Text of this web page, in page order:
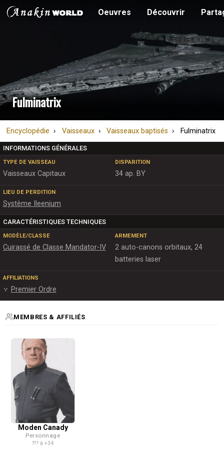
Oeuvres Découvrir
Fulminatrix
Encyclopédie Vaisseaux Vaisseaux baptisés Fulminatrix
INFORMATIONS GÉNÉRALES
TYPE DE VAISSEAU
Vaisseaux Capitaux
DISPARITION
34 ap. BY
LIEU DE PERDITION
Système Ileenium
CARACTÉRISTIQUES TECHNIQUES
MODÈLE/CLASSE
Cuirassé de Classe Mandator-IV
ARMEMENT
2 auto-canons orbitaux, 24
batteries laser
AFFILIATIONS
Premier Ordre
MEMBRES & AFFILIÉS
Moden Canady
Personnage
??? à +34